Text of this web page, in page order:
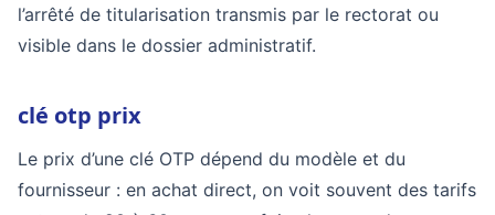
l’arrêté de titularisation transmis par le rectorat ou
visible dans le dossier administratif.
clé otp prix
Le prix d’une clé OTP dépend du modèle et du
fournisseur : en achat direct, on voit souvent des tarifs